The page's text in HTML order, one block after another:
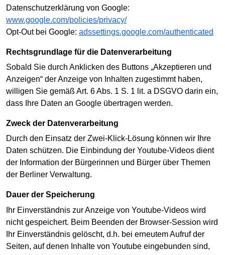
Datenschutzerklärung von Google:
www.google.com/policies/privacy/
Opt-Out bei Google: adssettings.google.com/authenticated
Rechtsgrundlage für die Datenverarbeitung
Sobald Sie durch Anklicken des Buttons „Akzeptieren und
Anzeigen“ der Anzeige von Inhalten zugestimmt haben,
willigen Sie gemäß Art. 6 Abs. 1 S. 1 lit. a DSGVO darin ein,
dass Ihre Daten an Google übertragen werden.
Zweck der Datenverarbeitung
Durch den Einsatz der Zwei-Klick-Lösung können wir Ihre
Daten schützen. Die Einbindung der Youtube-Videos dient
der Information der Bürgerinnen und Bürger über Themen
der Berliner Verwaltung.
Dauer der Speicherung
Ihr Einverständnis zur Anzeige von Youtube-Videos wird
nicht gespeichert. Beim Beenden der Browser-Session wird
Ihr Einverständnis gelöscht, d.h. bei erneutem Aufruf der
Seiten, auf denen Inhalte von Youtube eingebunden sind,